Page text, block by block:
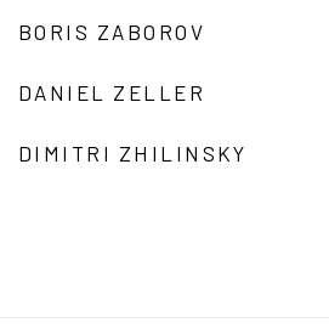
BORIS ZABOROV
DANIEL ZELLER
DIMITRI ZHILINSKY